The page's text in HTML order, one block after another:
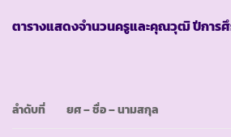
ตารางแสดงจำนวนครูและคุณวุฒิ ปีการ
ลำดับที่ ยศ– ชื่อ – นามสกุล